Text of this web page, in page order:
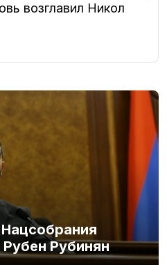
возглавил Никол
Рубинян